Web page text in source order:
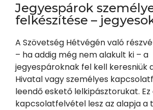
Jegyespárok
felkészítése –
A Szövetség Hétvégén való
– ha addig még nem alakult ki – a
jegyespároknak fel kell keresniük
Hivatal vagy személyes
leendő eskető lelkipásztorukat. Ez
kapcsolatfelvétel lesz az alapja a